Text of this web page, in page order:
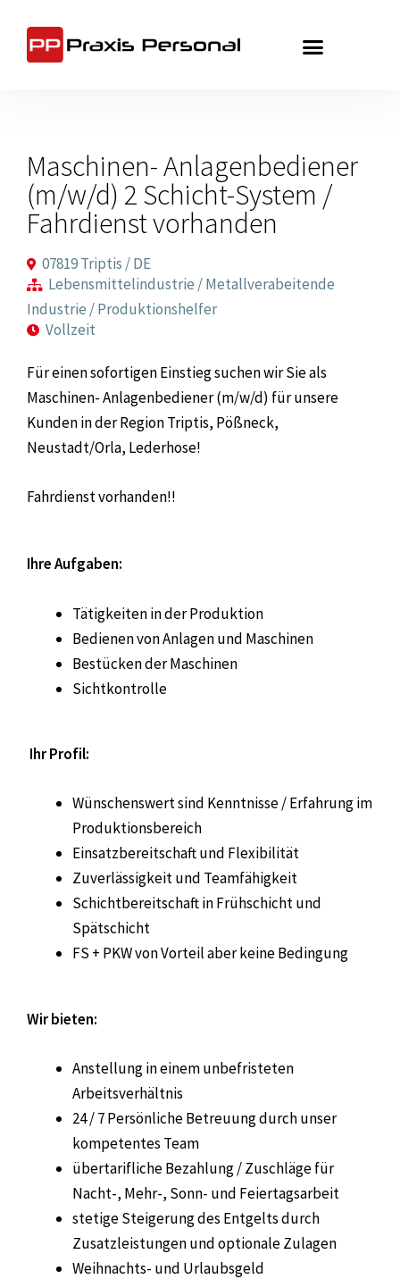
Inhalt
springen
Maschinen- Anlagenbediener
(m/w/d) 2 Schicht-System /
Fahrdienst vorhanden
07819 Triptis / DE
Lebensmittelindustrie / Metallverabeitende
Industrie / Produktionshelfer
Vollzeit
Für einen sofortigen Einstieg suchen wir Sie als
Maschinen- Anlagenbediener (m/w/d) für unsere
Kunden in der Region Triptis, Pößneck,
Neustadt/Orla, Lederhose!
Fahrdienst vorhanden!!
Ihre Aufgaben:
Tätigkeiten in der Produktion
Bedienen von Anlagen und Maschinen
Bestücken der Maschinen
Sichtkontrolle
Ihr Profil:
Wünschenswert sind Kenntnisse / Erfahrung im
Produktionsbereich
Einsatzbereitschaft und Flexibilität
Zuverlässigkeit und Teamfähigkeit
Schichtbereitschaft in Frühschicht und
Spätschicht
FS + PKW von Vorteil aber keine Bedingung
Wir bieten:
Anstellung in einem unbefristeten
Arbeitsverhältnis
24 / 7Persönliche Betreuung durch unser
kompetentes Team
übertarifliche Bezahlung / Zuschläge für
Nacht-, Mehr-, Sonn- und Feiertagsarbeit
stetige Steigerung des Entgelts durch
Zusatzleistungen und optionale Zulagen
Weihnachts- und Urlaubsgeld